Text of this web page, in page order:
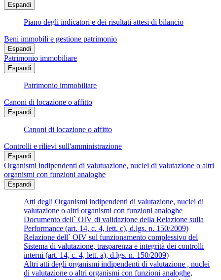
Espandi
Piano degli indicatori e dei risultati attesi di bilancio
Beni immobili e gestione patrimonio
Espandi
Patrimonio immobiliare
Espandi
Patrimonio immobiliare
Canoni di locazione o affitto
Espandi
Canoni di locazione o affitto
Controlli e rilievi sull'amministrazione
Espandi
Organismi indipendenti di valutuazione, nuclei di valutazione o altri
organismi con funzioni analoghe
Espandi
Atti degli Organismi indipendenti di valutazione, nuclei di
valutazione o altri organismi con funzioni analoghe
Documento dell` OIV di validazione della Relazione sulla
Performance (art. 14, c. 4, lett. c), d.lgs. n. 150/2009)
Relazione dell` OIV sul funzionamento complessivo del
Sistema di valutazione, trasparenza e integrità dei controlli
interni (art. 14, c. 4, lett. a), d.lgs. n. 150/2009)
Altri atti degli organismi indipendenti di valutazione , nuclei
di valutazione o altri organismi con funzioni analoghe,